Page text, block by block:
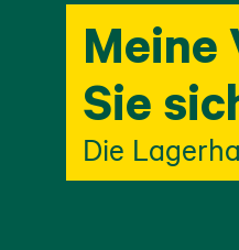
Meine
Sie
Die